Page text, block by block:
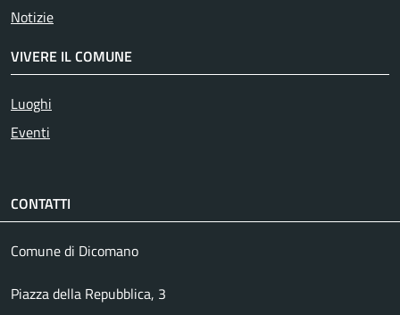
Notizie
VIVERE IL COMUNE
Luoghi
Eventi
CONTATTI
Comune di Dicomano
Piazza della Repubblica, 3